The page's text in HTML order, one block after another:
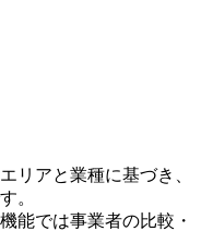
リアと業種に基づき、
。
能では事業者の比較・